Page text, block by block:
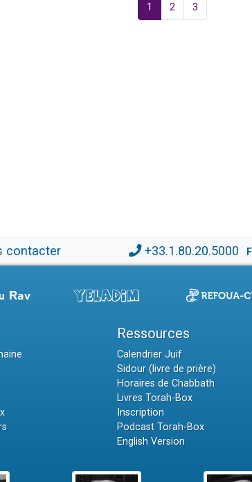
1 2 3
contacter +33.1.80.20.5000
Ressources
Calendrier Juif
Sidour (livre de prière)
Horaires de Chabbath
Livres Torah-Box
Inscription
Podcast Torah-Box
English Version